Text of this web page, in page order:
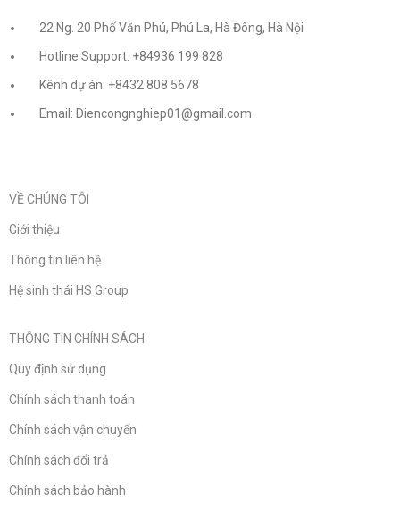
22 Ng. 20 Phố Văn Phú, Phú La, Hà Đông, Hà Nội
Hotline Support: +84936 199 828
Kênh dự án: +8432 808 5678
Email: Diencongnghiep01@gmail.com
VỀ CHÚNG TÔI
Giới thiệu
Thông tin liên hệ
Hệ sinh thái HS Group
THÔNG TIN CHÍNH SÁCH
Quy định sử dụng
Chính sách thanh toán
Chính sách vận chuyển
Chính sách đổi trả
Chính sách bảo hành